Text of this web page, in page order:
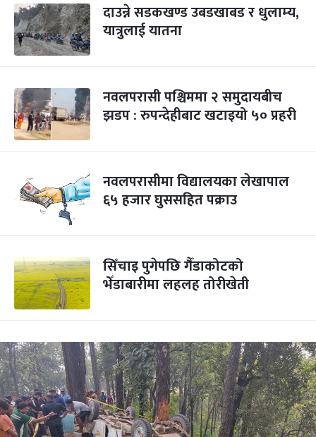
दाउन्ने सडकखण्ड उबडखाबड र धुलाम्‍य,
यात्रुलाई यातना
नवलपरासी पश्चिममा २ समुदायबीच
झडप : रुपन्देहीबाट खटाइयो ५० प्रहरी
नवलपरासीमा विद्यालयका लेखापाल
६५ हजार घुससहित पक्राउ
सिँचाइ पुगेपछि गैँडाकोटको
भेँडाबारीमा लहलह तोरीखेती